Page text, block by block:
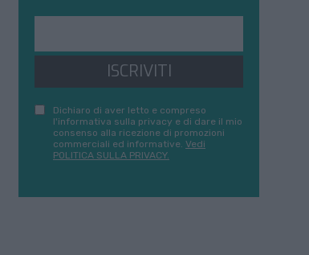
ISCRIVITI
Dichiaro di aver letto e compreso
l'informativa sulla privacy e di dare il mio
consenso alla ricezione di promozioni
commerciali ed informative. Vedi
POLITICA SULLA PRIVACY.